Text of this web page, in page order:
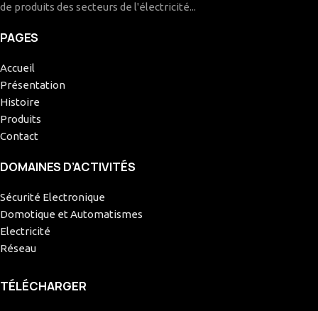
de produits des secteurs de l'électricité...
PAGES
Accueil
Présentation
Histoire
Produits
Contact
DOMAINES D’ACTIVITÉS
Sécurité Electronique
Domotique et Automatismes
Electricité
Réseau
TÉLÉCHARGER